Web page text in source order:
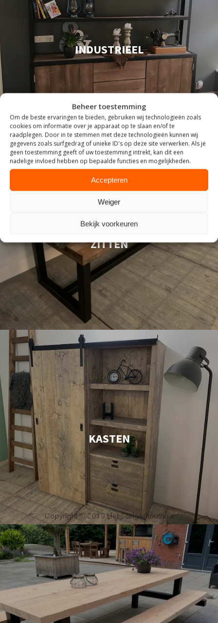
Beheer toestemming
Om de beste ervaringen te bieden, gebruiken wij technologieën zoals
cookies om informatie over je apparaat op te slaan en/of te
raadplegen. Door in te stemmen met deze technologieën kunnen wij
gegevens zoals surfgedrag of unieke ID's op deze site verwerken. Als je
geen toestemming geeft of uw toestemming intrekt, kan dit een
nadelige invloed hebben op bepaalde functies en mogelijkheden.
Accepteren
Weiger
Bekijk voorkeuren
INDUSTRIEEL
ZITTEN
KASTEN